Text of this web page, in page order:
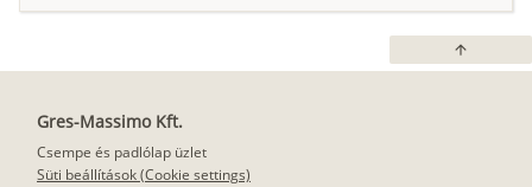
arrow_upward
Gres-Massimo Kft.
Csempe és padlólap üzlet
Süti beállítások (Cookie settings)